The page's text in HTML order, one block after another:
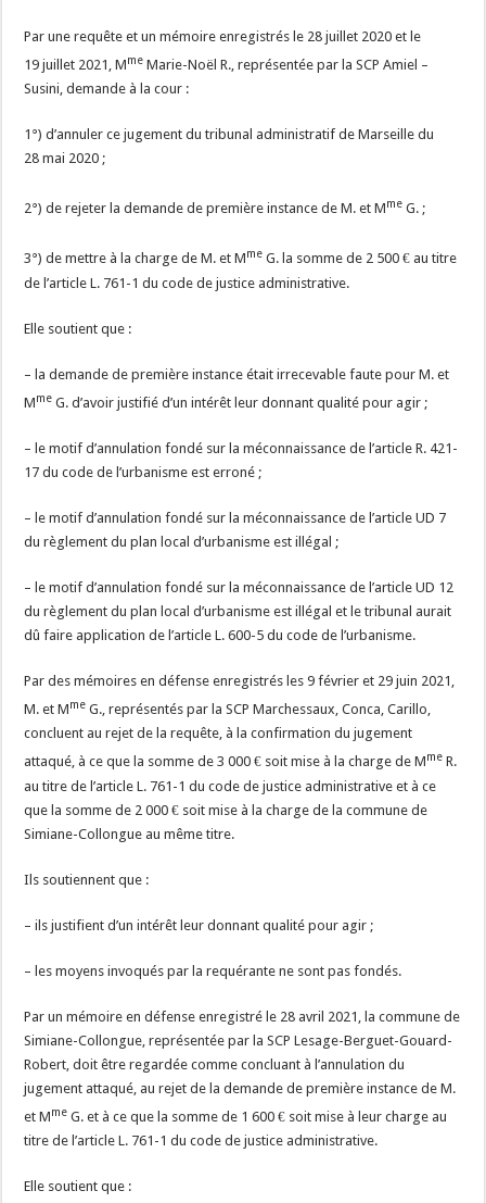
Par une requête et un mémoire enregistrés le 28 juillet 2020 et le
19 juillet 2021, Mme Marie-Noël R., représentée par la SCP Amiel –
Susini, demande à la cour :
1°) d’annuler ce jugement du tribunal administratif de Marseille du
28 mai 2020 ;
2°) de rejeter la demande de première instance de M. et Mme G. ;
3°) de mettre à la charge de M. et Mme G. la somme de 2 500 € au titre
de l’article L. 761-1 du code de justice administrative.
Elle soutient que :
– la demande de première instance était irrecevable faute pour M. et
Mme G. d’avoir justifié d’un intérêt leur donnant qualité pour agir ;
– le motif d’annulation fondé sur la méconnaissance de l’article R. 421-
17 du code de l’urbanisme est erroné ;
– le motif d’annulation fondé sur la méconnaissance de l’article UD 7
du règlement du plan local d’urbanisme est illégal ;
– le motif d’annulation fondé sur la méconnaissance de l’article UD 12
du règlement du plan local d’urbanisme est illégal et le tribunal aurait
dû faire application de l’article L. 600-5 du code de l’urbanisme.
Par des mémoires en défense enregistrés les 9 février et 29 juin 2021,
M. et Mme G., représentés par la SCP Marchessaux, Conca, Carillo,
concluent au rejet de la requête, à la confirmation du jugement
attaqué, à ce que la somme de 3 000 € soit mise à la charge de Mme R.
au titre de l’article L. 761-1 du code de justice administrative et à ce
que la somme de 2 000 € soit mise à la charge de la commune de
Simiane-Collongue au même titre.
Ils soutiennent que :
– ils justifient d’un intérêt leur donnant qualité pour agir ;
– les moyens invoqués par la requérante ne sont pas fondés.
Par un mémoire en défense enregistré le 28 avril 2021, la commune de
Simiane-Collongue, représentée par la SCP Lesage-Berguet-Gouard-
Robert, doit être regardée comme concluant à l’annulation du
jugement attaqué, au rejet de la demande de première instance de M.
et Mme G. et à ce que la somme de 1 600 € soit mise à leur charge au
titre de l’article L. 761-1 du code de justice administrative.
Elle soutient que :